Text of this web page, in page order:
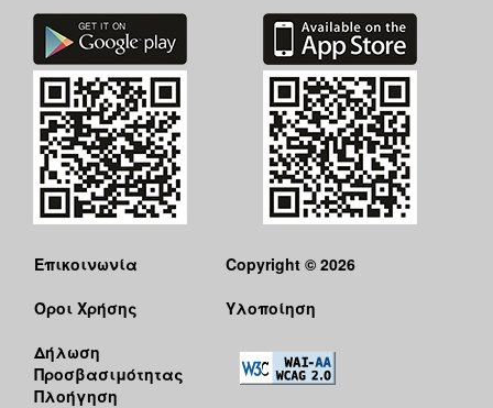
Επικοινωνία
Όροι Χρήσης
Δήλωση
Προσβασιμότητας
Πλοήγηση
Copyright © 2026
Υλοποίηση